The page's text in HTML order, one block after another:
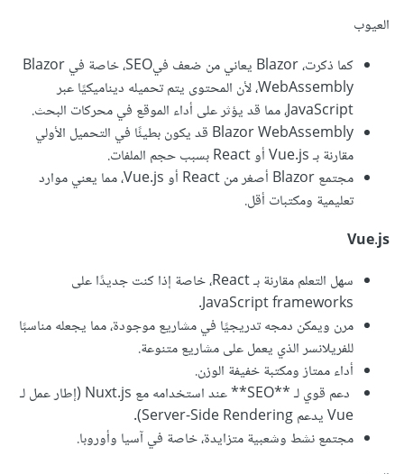
العيوب
كما ذكرت، Blazor يعاني من ضعف فيSEO، خاصة في Blazor
WebAssembly، لأن المحتوى يتم تحميله ديناميكيًا عبر
JavaScript، مما قد يؤثر على أداء الموقع في محركات البحث.
Blazor WebAssembly قد يكون بطيئًا في التحميل الأولي
مقارنة بـ Vue.js أو React بسبب حجم الملفات.
مجتمع Blazor أصغر من React أو Vue.js، مما يعني موارد
تعليمية ومكتبات أقل.
Vue.js
سهل التعلم مقارنة بـ React، خاصة إذا كنت جديدًا على
JavaScript frameworks.
مرن ويمكن دمجه تدريجيًا في مشاريع موجودة، مما يجعله مناسبًا
للفريلانسر الذي يعمل على مشاريع متنوعة.
أداء ممتاز ومكتبة خفيفة الوزن.
دعم قوي لـ **SEO** عند استخدامه مع Nuxt.js (إطار عمل لـ
Vue يدعم Server-Side Rendering).
مجتمع نشط وشعبية متزايدة، خاصة في آسيا وأوروبا.